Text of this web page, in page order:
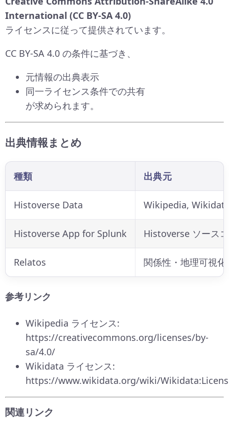
International (CC BY-SA 4.0)
ライセンスに従って提供されています。
CC BY-SA 4.0 の条件に基づき、
元情報の出典表示
同一ライセンス条件での共有
が求められます。
出典情報まとめ
種類 出典元
Histoverse Data Wikipedia,
Histoverse App for Splunk Histoverse ソース
Relatos 関係性・地理可視
参考リンク
Wikipedia ライセンス:
https://creativecommons.org/licenses/by-
sa/4.0/
Wikidata ライセンス:
https://www.wikidata.org/wiki/
関連リンク